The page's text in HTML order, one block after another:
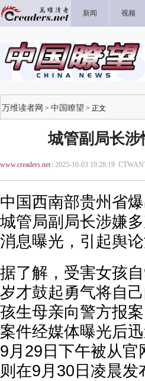
新闻 视频
万维读者网 > 中国瞭望 > 正文
城管副局长涉
www.creaders.net| 2025-10-03 19:28:19
中国西南部贵州省
城管局副局长涉嫌
消息曝光，引起舆论
据了解，受害女孩
岁才鼓起勇气将自
孩生母亲向警方报
案件经媒体曝光后
9月29日下午被从
则在9月30日凌晨